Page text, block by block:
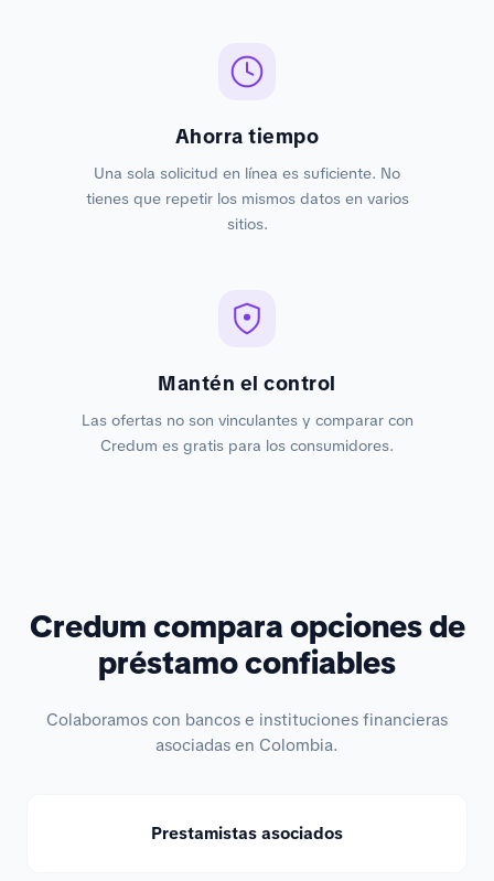
Ahorra tiempo
Una sola solicitud en línea es suficiente. No
tienes que repetir los mismos datos en varios
sitios.
Mantén el control
Las ofertas no son vinculantes y comparar con
Credum es gratis para los consumidores.
Credum compara opciones de
préstamo confiables
Colaboramos con bancos e instituciones financieras
asociadas en Colombia.
Prestamistas asociados